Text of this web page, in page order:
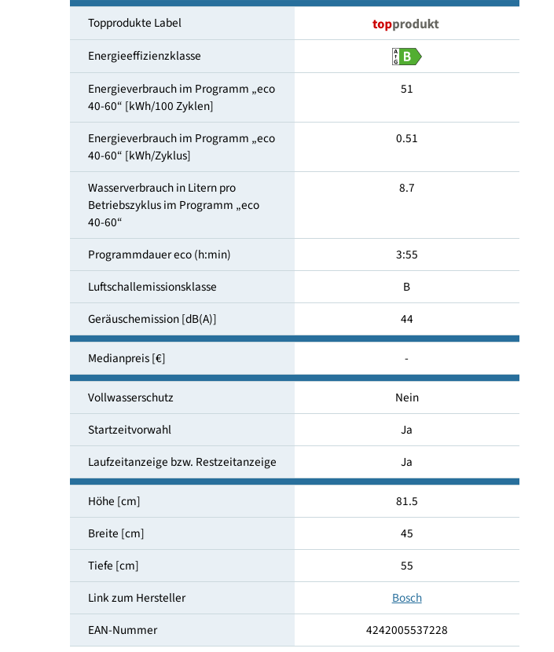
Maßgedecke
Topprodukte Label
Energieeffizienzklasse
Energieverbrauch im Programm „eco
40-60“ [kWh/100 Zyklen]
Energieverbrauch im Programm „eco
40-60“ [kWh/Zyklus]
Wasserverbrauch in Litern pro
Betriebszyklus im Programm „eco
40-60“
Programmdauer eco (h:min)
Luftschallemissionsklasse
Geräuschemission [dB(A)]
Medianpreis [€]
Vollwasserschutz
Nein
Startzeitvorwahl
Ja
Laufzeitanzeige bzw. Restzeitanzeige
Ja
Höhe [cm]
Breite [cm]
45